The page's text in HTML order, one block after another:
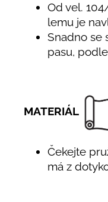
Od vel.
lemu je
Snadno se
pasu,
MATERIÁL
Čekejte
má z